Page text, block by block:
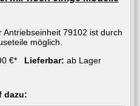
79102 ist durch
möglich.
€* Lieferbar: ab Lager
dazu: